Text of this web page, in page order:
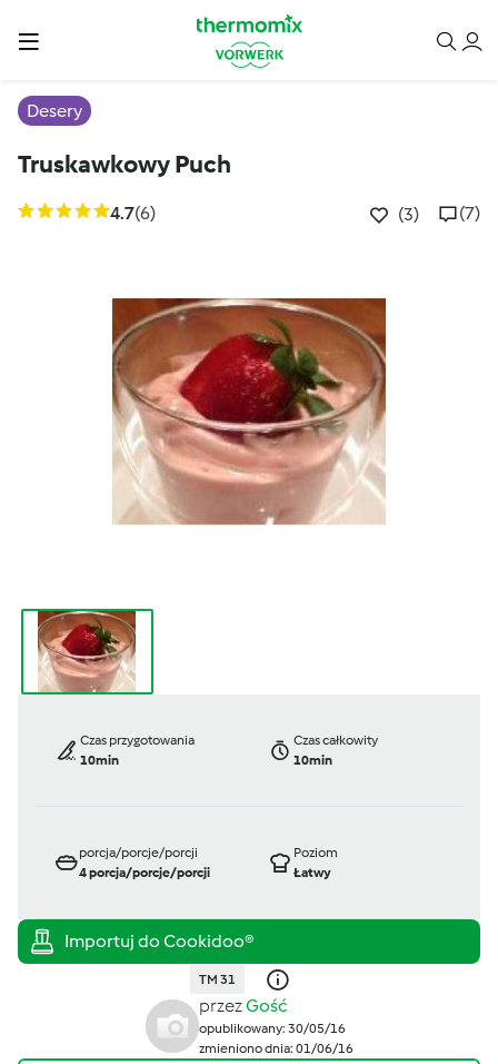
Desery
Truskawkowy Puch
4.7(6) (3) (7)
Czas przygotowania
10min
Czas całkowity
10min
porcja/porcje/porcji
4porcja/porcje/porcji
Poziom
Łatwy
TM 31
przezGość
opublikowany: 30/05/16
zmieniono dnia: 01/06/16